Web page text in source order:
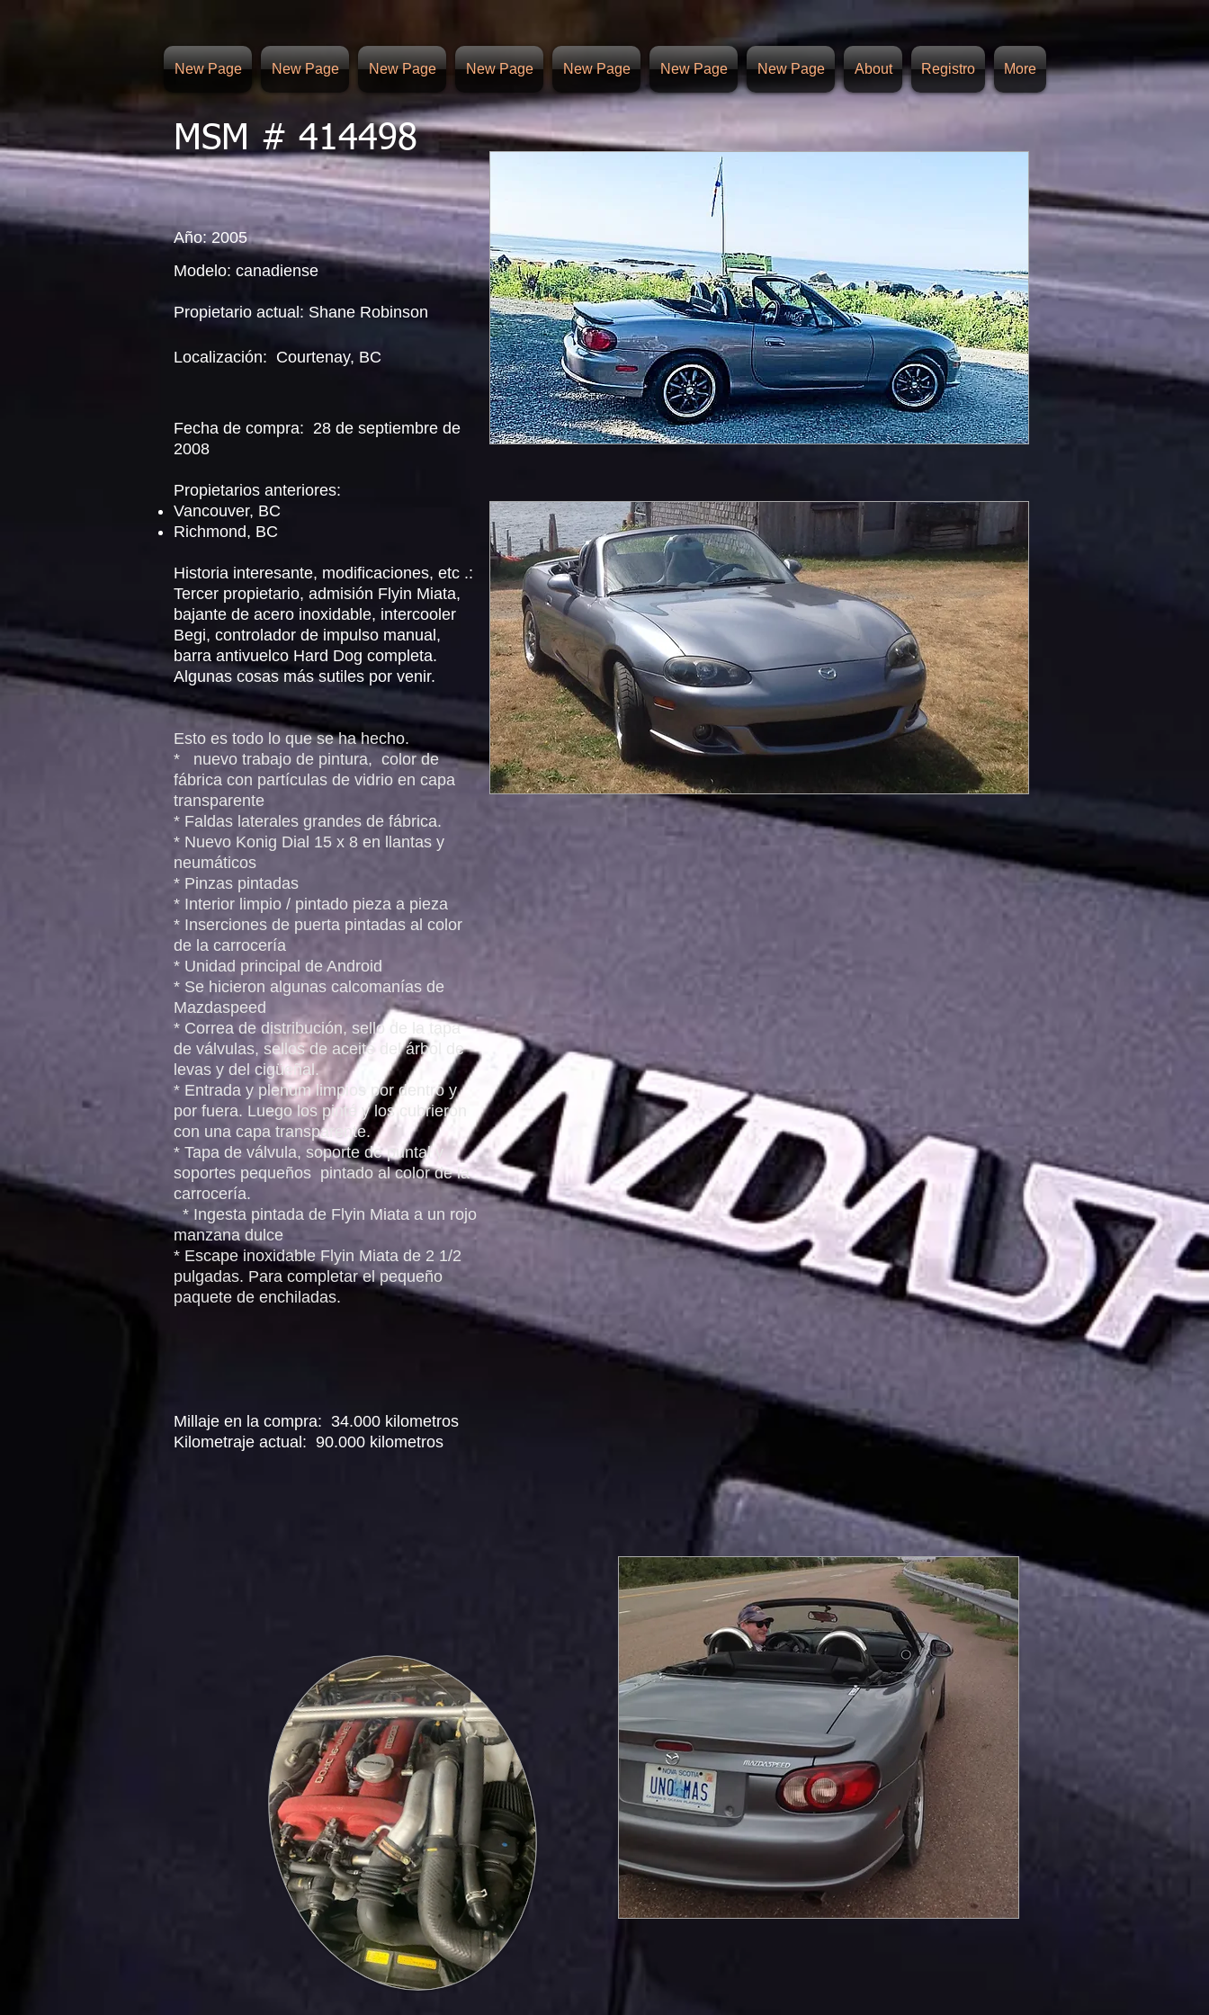
New Page New Page New Page New Page New Page New Page New Page About Registro More
MSM # 414498
Año: 2005
Modelo: canadiense
Propietario actual: Shane Robinson
Localización: Courtenay, BC
Fecha de compra: 28 de septiembre de
2008
Propietarios anteriores:
Vancouver, BC
Richmond, BC
Historia interesante, modificaciones, etc .:
Tercer propietario, admisión Flyin Miata,
bajante de acero inoxidable, intercooler
Begi, controlador de impulso manual,
barra antivuelco Hard Dog completa.
Algunas cosas más sutiles por venir.
Esto es todo lo que se ha hecho.
*
nuevo trabajo de pintura, color de
fábrica con partículas de vidrio en capa
transparente
* Faldas laterales grandes de fábrica.
* Nuevo Konig Dial 15 x 8 en llantas y
neumáticos
* Pinzas pintadas
* Interior limpio / pintado pieza a pieza
* Inserciones de puerta pintadas al color
de la carrocería
* Unidad principal de Android
* Se hicieron algunas calcomanías de
Mazdaspeed
* Correa de distribución, sello de la tapa
de válvulas, sellos de aceite del árbol de
levas y del cigüeñal.
* Entrada y plenum limpios por dentro y
por fuera. Luego los pinté y los cubrieron
con una capa transparente.
* Tapa de válvula, soporte de puntal y
soportes pequeños pintado al color de la
carrocería.
* Ingesta pintada de Flyin Miata a un rojo
manzana dulce
* Escape inoxidable Flyin Miata de 2 1/2
pulgadas. Para completar el pequeño
paquete de enchiladas.
Millaje en la compra: 34.000 kilometros
Kilometraje actual: 90.000 kilometros